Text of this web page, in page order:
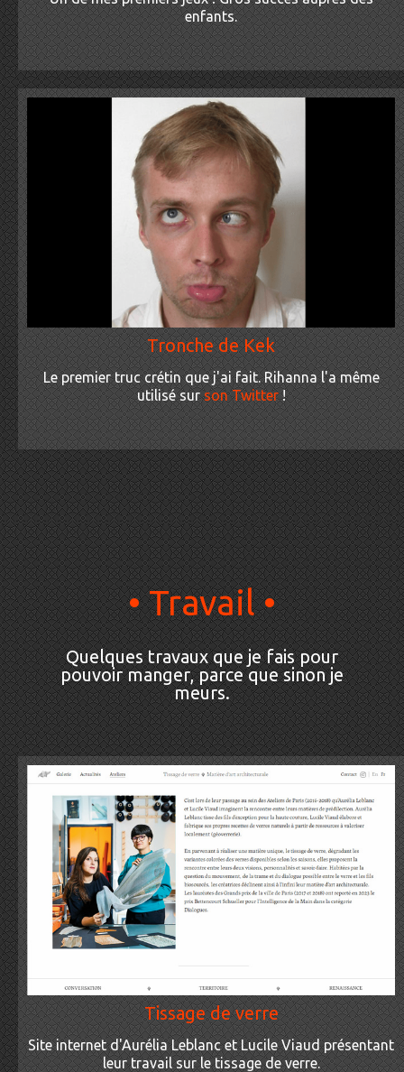
enfants.
Tronche de Kek
Le premier truc crétin que j'ai fait. Rihanna l'a même
utilisé surson Twitter!
• Travail •
Quelques travaux que je fais pour
pouvoir manger, parce que sinon je
meurs.
Tissage de verre
Site internet d'Aurélia Leblanc et Lucile Viaud présentant
leur travail sur le tissage de verre.